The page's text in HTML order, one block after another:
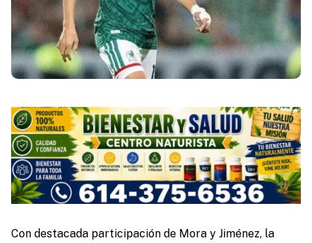
Con destacada participación de Mora y Jiménez, la